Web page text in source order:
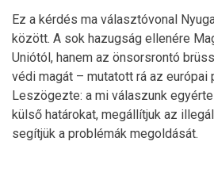
Ez a kérdés ma választóvonal
között. A sok hazugság ellenére
Uniótól, hanem az önsorsrontó
védi magát – mutatott rá az európai
Leszögezte: a mi válaszunk
külső határokat, megállítjuk az
segítjük a problémák megoldását.